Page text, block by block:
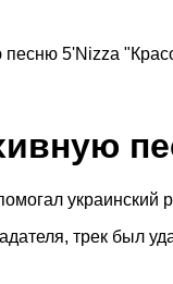
5'Nizza
украинский
трек был